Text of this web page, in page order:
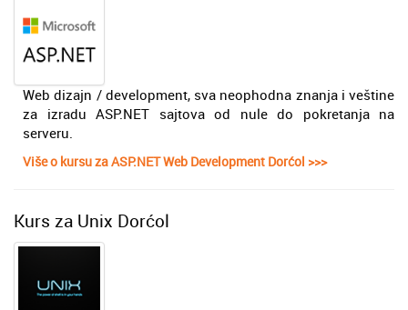
Web dizajn / development, sva neophodna znanja i veštine
za izradu ASP.NET sajtova od nule do pokretanja na
serveru.
Više o kursu za ASP.NET Web Development Dorćol >>>
Kurs za Unix Dorćol